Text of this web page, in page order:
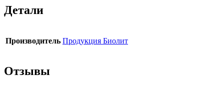
Детали
Производитель Продукция Биолит
Отзывы